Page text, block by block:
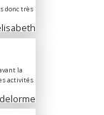
donc très
la
activités
delorme